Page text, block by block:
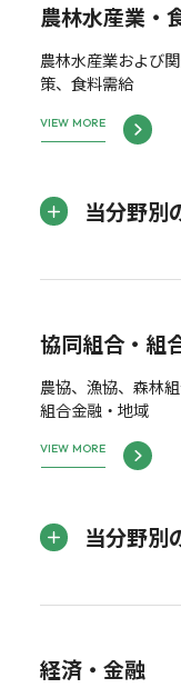
農林水産業・
農林水産業および
策、食料需給
VIEW MORE
当分野別
協同組合・組
農協、漁協、森林
組合金融・地域
VIEW MORE
当分野別
経済・金融